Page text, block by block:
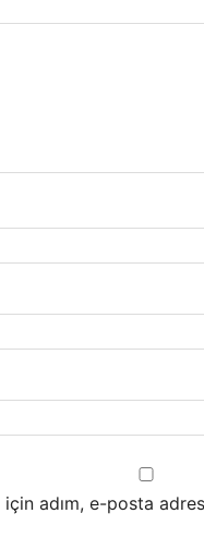
için adım, e-posta